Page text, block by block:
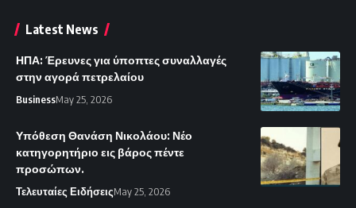
Latest News
ΗΠΑ: Έρευνες για ύποπτες συναλλαγές
στην αγορά πετρελαίου
BusinessMay 25, 2026
Υπόθεση Θανάση Νικολάου: Νέο
κατηγορητήριο εις βάρος πέντε
προσώπων.
Τελευταίες ΕιδήσειςMay 25, 2026